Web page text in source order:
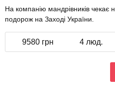
На компанію мандрівників чекає
подорож на Заході України.
9580 грн 4 люд.